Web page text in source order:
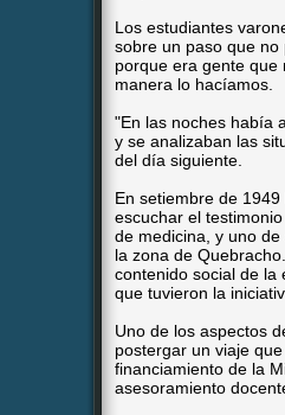
Los estudiantes
sobre un paso que
porque era gente que
manera lo hacíamos.
"En las noches había
y se analizaban las
del día siguiente.
En setiembre de
escuchar el
de medicina, y uno
la zona de
contenido social de la
que tuvieron la
Uno de los aspectos
postergar un viaje
financiamiento de la
asesoramiento